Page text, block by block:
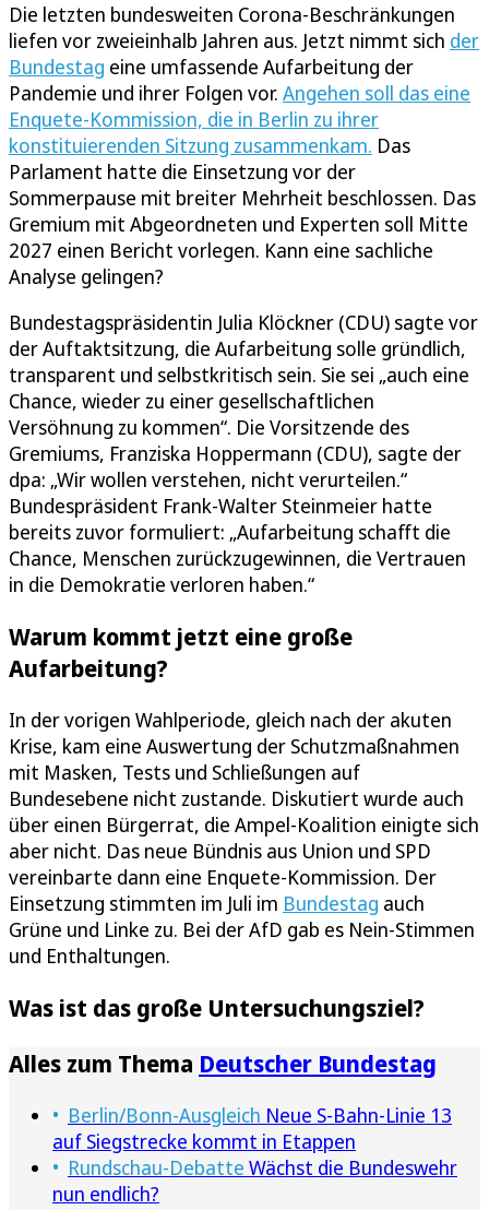
Die letzten bundesweiten Corona-Beschränkungen
liefen vor zweieinhalb Jahren aus. Jetzt nimmt sich der
Bundestag eine umfassende Aufarbeitung der
Pandemie und ihrer Folgen vor. Angehen soll das eine
Enquete-Kommission, die in Berlin zu ihrer
konstituierenden Sitzung zusammenkam. Das
Parlament hatte die Einsetzung vor der
Sommerpause mit breiter Mehrheit beschlossen. Das
Gremium mit Abgeordneten und Experten soll Mitte
2027 einen Bericht vorlegen. Kann eine sachliche
Analyse gelingen?
Bundestagspräsidentin Julia Klöckner (CDU) sagte vor
der Auftaktsitzung, die Aufarbeitung solle gründlich,
transparent und selbstkritisch sein. Sie sei „auch eine
Chance, wieder zu einer gesellschaftlichen
Versöhnung zu kommen“. Die Vorsitzende des
Gremiums, Franziska Hoppermann (CDU), sagte der
dpa: „Wir wollen verstehen, nicht verurteilen.“
Bundespräsident Frank-Walter Steinmeier hatte
bereits zuvor formuliert: „Aufarbeitung schafft die
Chance, Menschen zurückzugewinnen, die Vertrauen
in die Demokratie verloren haben.“
Warum kommt jetzt eine große
Aufarbeitung?
In der vorigen Wahlperiode, gleich nach der akuten
Krise, kam eine Auswertung der Schutzmaßnahmen
mit Masken, Tests und Schließungen auf
Bundesebene nicht zustande. Diskutiert wurde auch
über einen Bürgerrat, die Ampel-Koalition einigte sich
aber nicht. Das neue Bündnis aus Union und SPD
vereinbarte dann eine Enquete-Kommission. Der
Einsetzung stimmten im Juli im Bundestag auch
Grüne und Linke zu. Bei der AfD gab es Nein-Stimmen
und Enthaltungen.
Was ist das große Untersuchungsziel?
Alles zum Thema Deutscher Bundestag
Berlin/Bonn-Ausgleich Neue S-Bahn-Linie 13
auf Siegstrecke kommt in Etappen
Rundschau-Debatte Wächst die Bundeswehr
nun endlich?